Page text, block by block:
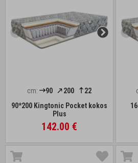
cm: 90 200
22
90*200 Kingtonic Pocket kokos
Plus
142.00 €